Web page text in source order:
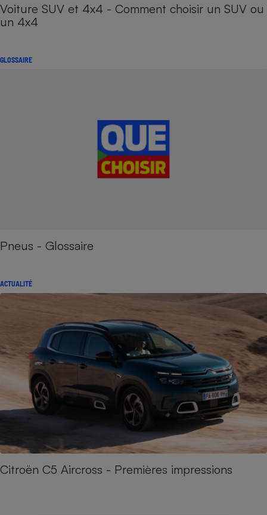
Voiture SUV et 4x4 - Comment choisir un SUV ou
un 4x4
GLOSSAIRE
Pneus - Glossaire
ACTUALITÉ
Citroën C5 Aircross - Premières impressions